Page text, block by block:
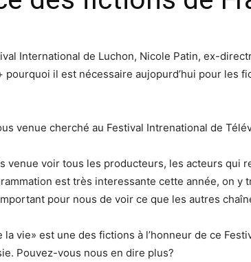
International de Luchon, Nicole Patin, ex-
pourquoi il est nécessaire aujopurd’hui pour les
venue cherché au Festival Intrenational de
venue voir tous les producteurs, les acteurs qui
est très interessante cette année, on y
pour nous de voir ce que les autres
la vie» est une des fictions à l’honneur de ce
Pouvez-vous nous en dire plus?